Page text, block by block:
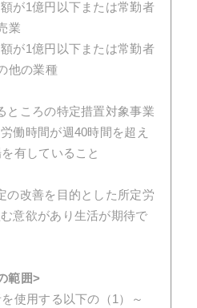
1億円以下または常勤者
業
1億円以下または常勤者
他の業種
ところの特定措置対象事業
働時間が週40時間を超え
有していること
の改善を目的とした所定労
意欲があり生活が期待で
範囲>
使用する以下の（1）～